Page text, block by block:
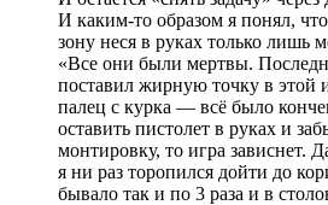
И каким-то образом я понял,
зону неся в руках только лишь
«Все они были мертвы.
поставил жирную точку в этой
палец с курка — всё было
оставить пистолет в руках и
монтировку, то игра зависнет.
я ни раз торопился дойти до
бывало так и по 3 раза и в